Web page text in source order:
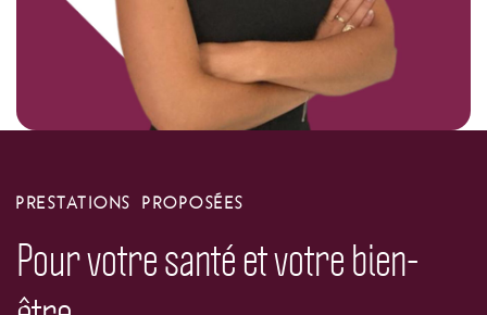
PRESTATIONS PROPOSÉES
Pour votre santé et votre bien-